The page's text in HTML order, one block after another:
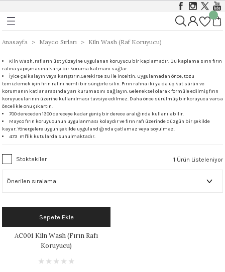
999 - 1305 °C
999-1305 °C
999 - 1046 °C
Foundations Sırları 999 - 1046
Opak
Yarı Şeffaf
- 1046 °C
1046 °C
Stoneware 1186 - 1305 °C
Stoneware Klasik, Kristal ve Mat Sırlar
Stoneware Parlak (Gloss) Sırlar
Stoneware Özellikli ve Dokulu Sırlar
Stoneware Şeffaf Sırlar
1305 °C
Sırlar 1030 - 1050 °C
Sırlar 1190 - 1230 °C
Sırlar 1030°C – 1050°C
- 1230 °C
Anasayfa Mayco Sırları Kiln Wash (Raf Koruyucu)
Kiln Wash, rafların üst yüzeyine uygulanan koruyucu bir kaplamadır. Bu kaplama sırın fırın
rafına yapışmasına karşı bir koruma katmanı sağlar.
İyice çalkalayın veya karıştırın.Gerekirse su ile inceltin. Uygulamadan önce, tozu
temizlemek için fırın rafını nemli bir süngerle silin. Fırın rafına iki ya da üç kat sürün ve
korumanın katlar arasında yarı kurumasını sağlayın. Geleneksel olarak formüle edilmiş fırın
koruyucularının üzerine kullanılması tavsiye edilmez. Daha önce sürülmüş bir koruyucu varsa
öncelikle onu çıkartın.
700 dereceden 1300 dereceye kadar geniş bir derece aralığında kullanılabilir.
Mayco fırın koruyucunun uygulanması kolaydır ve fırın rafı üzerinde düzgün bir şekilde
kayar. Yönergelere uygun şekilde uygulandığında çatlamaz veya soyulmaz.
473 ml'lik kutularda sunulmaktadır.
Stoktakiler 1 Ürün Listeleniyor
Sepete Ekle
AC001 Kiln Wash (Fırın Rafı
Koruyucu)